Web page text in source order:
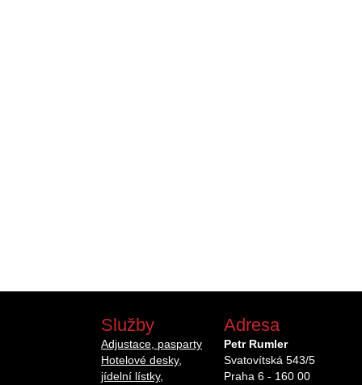
Služby
Adjustace, pasparty
Hotelové desky,
jídelní lístky,
Adresa
Petr Rumler
Svatovítská 543/5
Praha 6 - 160 00